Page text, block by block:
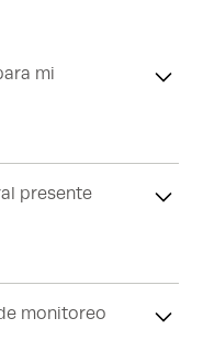
mi
los umbrales y
presente
entiendan
monitoreo